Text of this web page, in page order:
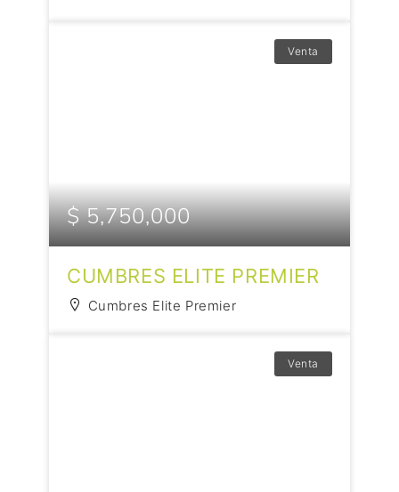
Venta
$ 5,750,000
CUMBRES ELITE PREMIER
Cumbres Elite Premier
Venta